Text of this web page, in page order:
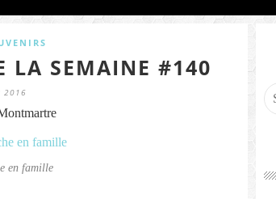
LA SEMAINE #140
2016
en famille